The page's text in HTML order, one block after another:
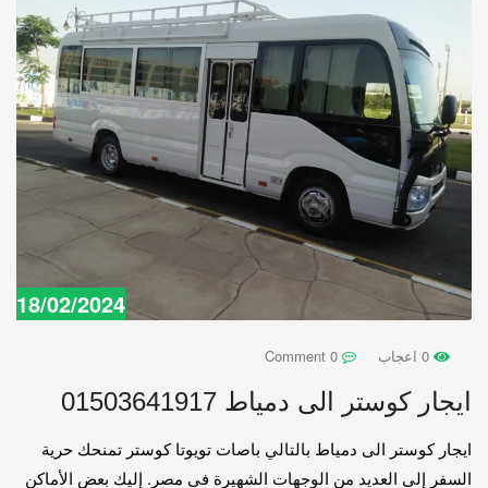
18/02/2024
ايجار كوستر الى دمياط 01503641917
ايجار كوستر الى دمياط بالتالي باصات تويوتا كوستر تمنحك حرية
السفر إلى العديد من الوجهات الشهيرة في مصر. إليك بعض الأماكن